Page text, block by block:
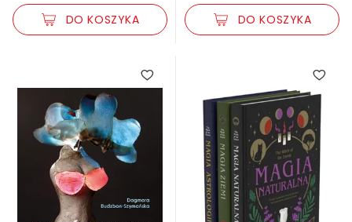
DO KOSZYKA DO KOSZYKA